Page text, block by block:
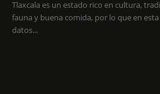
Tlaxcala es un estado rico en cultura,
fauna y buena comida, por lo que en
datos...